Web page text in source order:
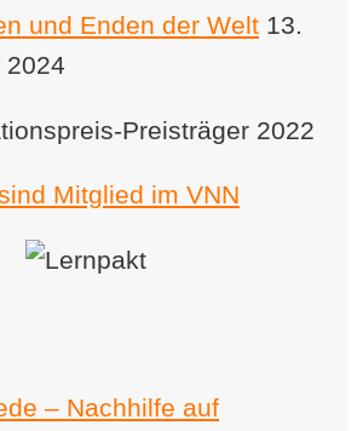
und Enden der Welt 13.
2024
– Nachhilfe auf